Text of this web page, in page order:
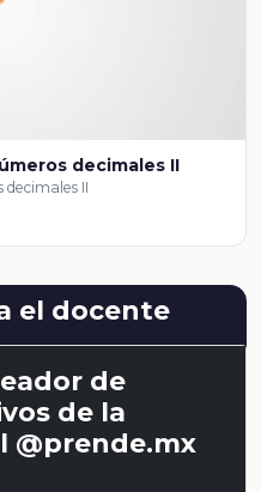
decimales II
II
el docente
de
de la
@prende.mx